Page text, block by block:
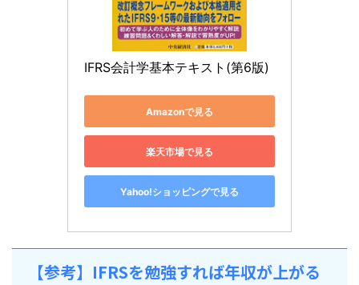
IFRS会計学基本テキスト(第6版)
Amazonで見る
楽天市場で見る
Yahoo!ショッピングで見る
【参考】IFRSを勉強すれば年収が上がる